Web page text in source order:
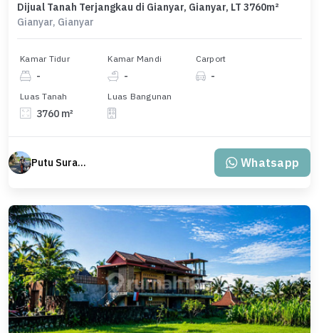
Dijual Tanah Terjangkau di Gianyar, Gianyar, LT 3760m²
Gianyar, Gianyar
Kamar Tidur
-
Kamar Mandi
-
Carport
-
Luas Tanah
3760 m²
Luas Bangunan
Putu Suratama (wayanjaka) Whatsapp